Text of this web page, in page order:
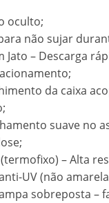
oculto;
não sujar
Jato – Descarga
da caixa
suave no
– Alta
UV (não
sobreposta –